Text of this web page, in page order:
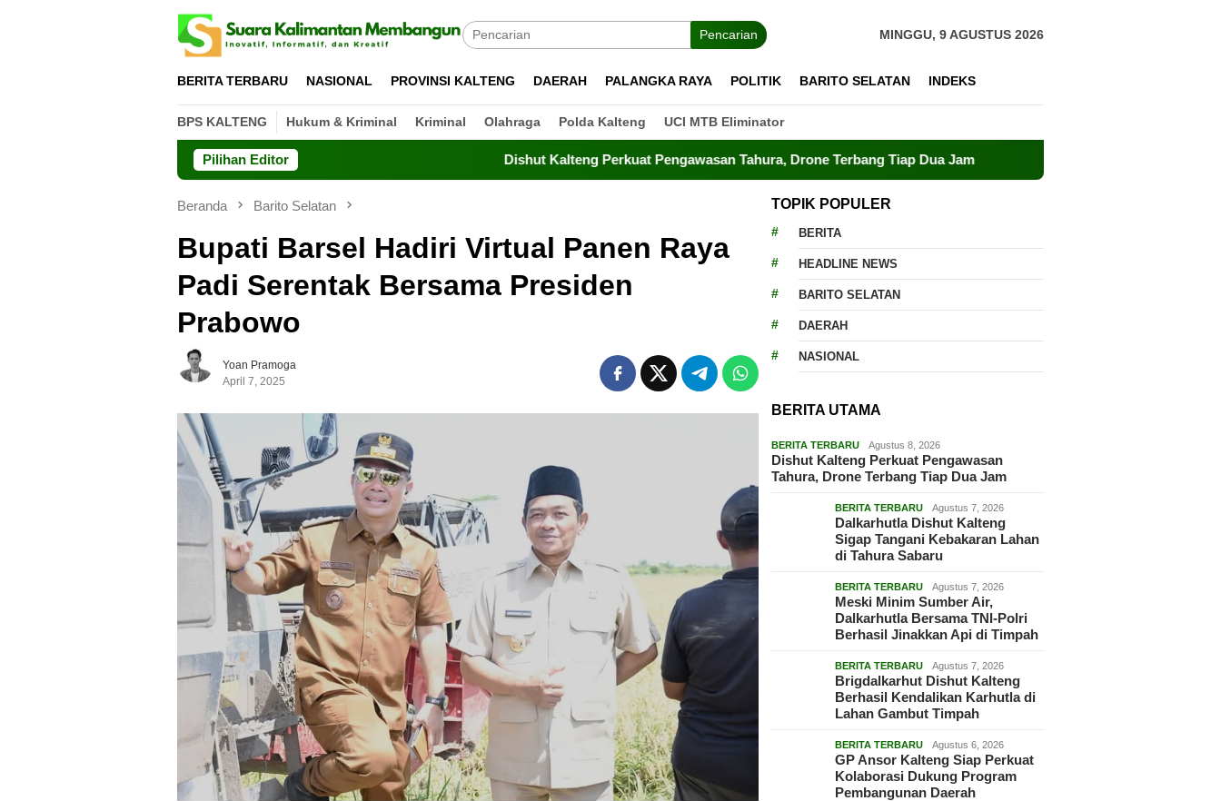
Pencarian MINGGU, 9 AGUSTUS 2026
BERITA TERBARU NASIONAL PROVINSI KALTENG DAERAH PALANGKA RAYA POLITIK BARITO SELATAN INDEKS
BPS KALTENG Hukum & Kriminal Kriminal Olahraga Polda Kalteng UCI MTB Eliminator
Pilihan Editor Dishut Kalteng Perkuat Pengawasan Tahura, Drone Terbang Tiap Dua Jam Dalkarhutla Dishut Kalteng Sigap Tangani
Beranda Barito Selatan
Bupati Barsel Hadiri Virtual Panen Raya
Padi Serentak Bersama Presiden
Prabowo
Yoan Pramoga
April 7, 2025
TOPIK POPULER
BERITA
HEADLINE NEWS
BARITO SELATAN
DAERAH
NASIONAL
BERITA UTAMA
BERITA TERBARU Agustus 8, 2026
Dishut Kalteng Perkuat Pengawasan
Tahura, Drone Terbang Tiap Dua Jam
BERITA TERBARU Agustus 7, 2026
Dalkarhutla Dishut Kalteng
Sigap Tangani Kebakaran Lahan
di Tahura Sabaru
BERITA TERBARU Agustus 7, 2026
Meski Minim Sumber Air,
Dalkarhutla Bersama TNI-Polri
Berhasil Jinakkan Api di Timpah
BERITA TERBARU Agustus 7, 2026
Brigdalkarhut Dishut Kalteng
Berhasil Kendalikan Karhutla di
Lahan Gambut Timpah
BERITA TERBARU Agustus 6, 2026
GP Ansor Kalteng Siap Perkuat
Kolaborasi Dukung Program
Pembangunan Daerah